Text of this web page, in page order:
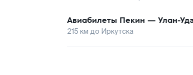
Авиабилеты Пекин — Улан-
215 км до Иркутска